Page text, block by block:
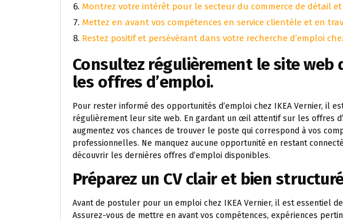
Montrez votre intérêt pour le secteur du commerce de détail
Mettez en avant vos compétences en service clientèle et en
Restez positif et persévérant dans votre recherche d’emploi
Consultez régulièrement le site web
les offres d’emploi.
Pour rester informé des opportunités d’emploi chez IKEA Vernier, il
régulièrement leur site web. En gardant un œil attentif sur les offres
augmentez vos chances de trouver le poste qui correspond à vos
professionnelles. Ne manquez aucune opportunité en restant
découvrir les dernières offres d’emploi disponibles.
Préparez un CV clair et bien
Avant de postuler pour un emploi chez IKEA Vernier, il est essentiel
Assurez-vous de mettre en avant vos compétences, expériences